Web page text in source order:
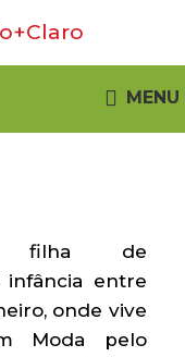
MENU
filha de
infância entre
onde vive
Moda pelo